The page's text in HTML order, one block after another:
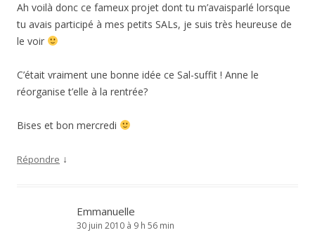
Ah voilà donc ce fameux projet dont tu m’avaisparlé lorsque
tu avais participé à mes petits SALs, je suis très heureuse de
le voir
C’était vraiment une bonne idée ce Sal-suffit ! Anne le
réorganise t’elle à la rentrée?
Bises et bon mercredi
Répondre ↓
Emmanuelle
30 juin 2010 à 9 h 56 min